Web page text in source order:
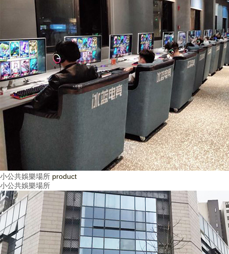
小公共娛樂場所 product
小公共娛樂場所